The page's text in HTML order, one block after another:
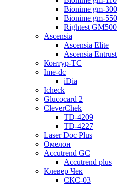
Bionime gm-300
Bionime gm-550
Rightest GM500
Ascensia
Ascensia Elite
Ascensia Entrust
Контур-ТС
Ime-dc
iDia
Icheck
Glucocard 2
CleverChek
TD-4209
TD-4227
Laser Doc Plus
Омелон
Accutrend GC
Accutrend plus
Клевер Чек
СКС-03